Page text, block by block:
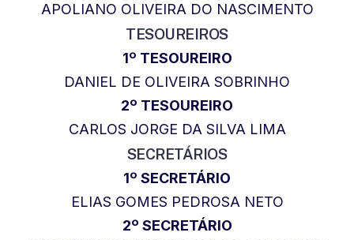
APOLIANO OLIVEIRA DO NASCIMENTO
TESOUREIROS
1º TESOUREIRO
DANIEL DE OLIVEIRA SOBRINHO
2º TESOUREIRO
CARLOS JORGE DA SILVA LIMA
SECRETÁRIOS
1º SECRETÁRIO
ELIAS GOMES PEDROSA NETO
2º SECRETÁRIO